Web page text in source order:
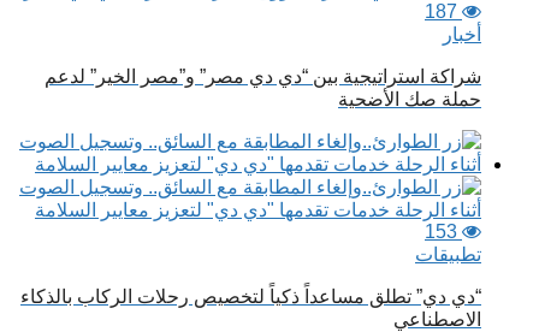
187
أخبار
شراكة استراتيجية بين “دي دي مصر” و”مصر الخير” لدعم
حملة صك الأضحية
153
تطبيقات
“دي دي” تطلق مساعداً ذكياً لتخصيص رحلات الركاب بالذكاء
الاصطناعي